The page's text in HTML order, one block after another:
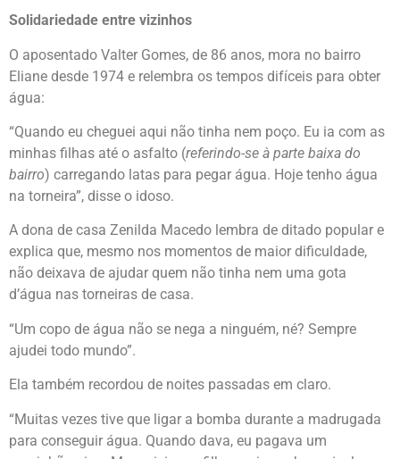
Solidariedade entre vizinhos
O aposentado Valter Gomes, de 86 anos, mora no bairro
Eliane desde 1974 e relembra os tempos difíceis para obter
água:
“Quando eu cheguei aqui não tinha nem poço. Eu ia com as
minhas filhas até o asfalto (referindo-se à parte baixa do
bairro) carregando latas para pegar água. Hoje tenho água
na torneira”, disse o idoso.
A dona de casa Zenilda Macedo lembra de ditado popular e
explica que, mesmo nos momentos de maior dificuldade,
não deixava de ajudar quem não tinha nem uma gota
d’água nas torneiras de casa.
“Um copo de água não se nega a ninguém, né? Sempre
ajudei todo mundo”.
Ela também recordou de noites passadas em claro.
“Muitas vezes tive que ligar a bomba durante a madrugada
para conseguir água. Quando dava, eu pagava um